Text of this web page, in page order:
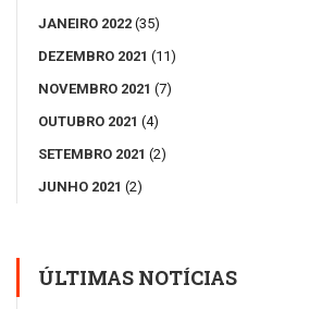
JANEIRO 2022 (35)
DEZEMBRO 2021 (11)
NOVEMBRO 2021 (7)
OUTUBRO 2021 (4)
SETEMBRO 2021 (2)
JUNHO 2021 (2)
ÚLTIMAS NOTÍCIAS